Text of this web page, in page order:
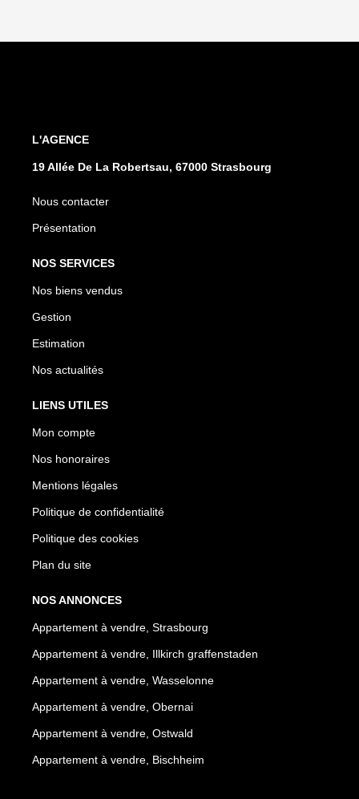
L'AGENCE
19 Allée De La Robertsau, 67000 Strasbourg
Nous contacter
Présentation
NOS SERVICES
Nos biens vendus
Gestion
Estimation
Nos actualités
LIENS UTILES
Mon compte
Nos honoraires
Mentions légales
Politique de confidentialité
Politique des cookies
Plan du site
NOS ANNONCES
Appartement à vendre, Strasbourg
Appartement à vendre, Illkirch graffenstaden
Appartement à vendre, Wasselonne
Appartement à vendre, Obernai
Appartement à vendre, Ostwald
Appartement à vendre, Bischheim